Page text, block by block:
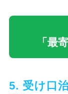
「最
5. 受け口